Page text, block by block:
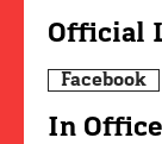
Official
Facebook
In Office